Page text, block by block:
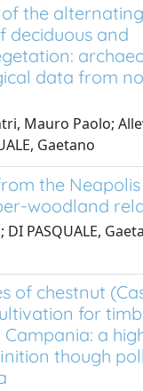
the alternating
deciduous and
data from
Mauro Paolo;
Gaetano
the Neapolis
woodland
PASQUALE,
of chestnut
for
a
though